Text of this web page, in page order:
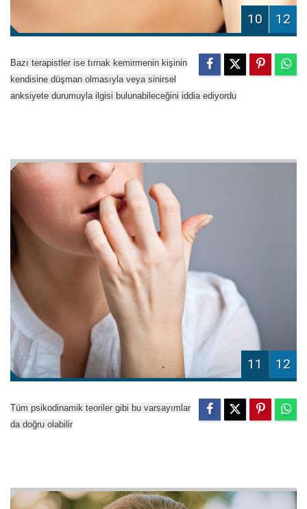
10 12
Bazı terapistler ise tırnak kemirmenin kişinin
kendisine düşman olmasıyla veya sinirsel
anksiyete durumuyla ilgisi bulunabileceğini iddia ediyordu
11 12
Tüm psikodinamik teoriler gibi bu varsayımlar
da doğru olabilir